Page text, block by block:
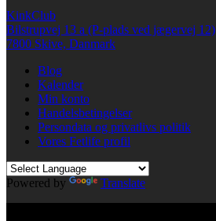
KinkClub
Bilstrupvej 13 a (P-plads ved jægervej 12)
7800 Skive, Danmark
Blog
Kalender
Min konto
Handelsbetingelser
Persondata og privatlivs politik
Vores Fetlife profil
Powered by
Translate